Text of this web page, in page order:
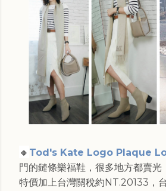
🔸 Tod's Kate Logo Plaque
門的鏈條樂福鞋，很多地方都賣光
特價加上台灣關稅約NT.20133，